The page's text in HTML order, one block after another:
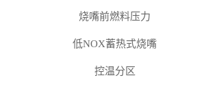
烧嘴前燃料压力
低NOX蓄热式烧嘴
控温分区